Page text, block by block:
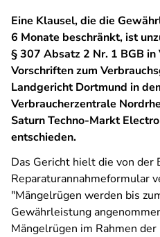
Eine Klausel, die die
6 Monate beschränkt, ist
§ 307 Absatz 2 Nr. 1 BGB
Vorschriften zum
Landgericht Dortmund in
Verbraucherzentrale
Saturn Techno-Markt
entschieden.
Das Gericht hielt die von der
Reparaturannahmeformular
"Mängelrügen werden bis
Gewährleistung
Mängelrügen im Rahmen